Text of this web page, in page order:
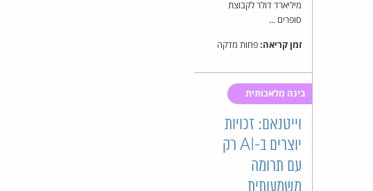
מיליארד דולר לקבוצת
סופרים ...
זמן קריאה:פחות מדקה
בינה מלאכותית
וייטנאם: זכויות
יוצרים ב-AI רק
עם תרומה
משמעותית